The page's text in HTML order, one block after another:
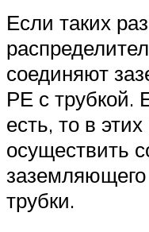
Если таких
соединяют
РЕ с трубкой.
есть, то в
осуществить
трубки.